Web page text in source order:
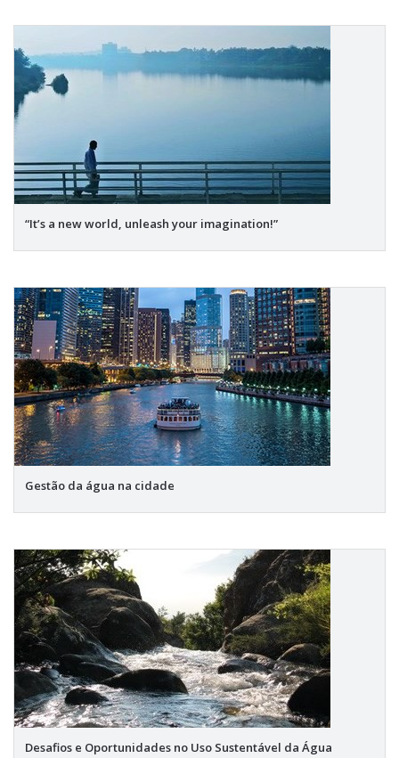
“It’s a new world, unleash your imagination!”
Gestão da água na cidade
Desafios e Oportunidades no Uso Sustentável da Água